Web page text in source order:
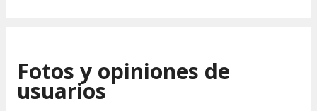
Fotos y opiniones de
usuarios